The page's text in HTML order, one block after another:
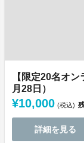
【限定20名オ
月28日）
¥10,000 (税込)
詳細を見る